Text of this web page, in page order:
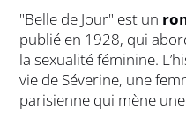
"Belle de Jour" est un
publié en 1928, qui
la sexualité féminine.
vie de Séverine, une
parisienne qui mène